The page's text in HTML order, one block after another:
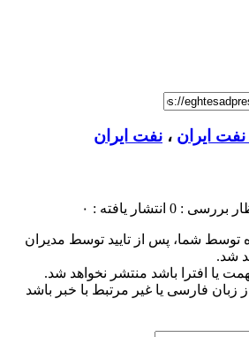
ایران ، نفت ایران
بررسی : 0 انتشار یافته : ۰
شما، پس از تایید توسط مدیران
شد.
یا افترا باشد منتشر نخواهد شد.
زبان فارسی یا غیر مرتبط با خبر باشد